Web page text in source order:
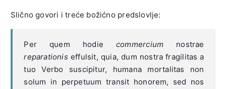
Slično govori i treće božićno predslovlje:
Per quem hodiecommercium nostrae
reparationis effulsit, quia, dum nostra fragilitas a
tuo Verbo suscipitur, humana mortalitas non
solum in perpetuum transit honorem, sed nos